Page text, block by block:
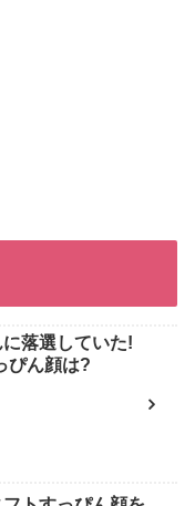
落選していた!
ぴん顔は?